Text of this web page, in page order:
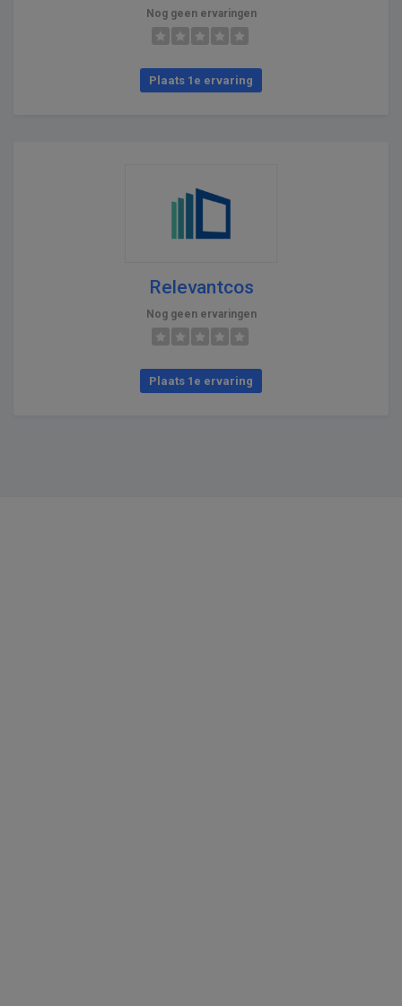
Nog geen ervaringen
Plaats 1e ervaring
Relevantcos
Nog geen ervaringen
Plaats 1e ervaring